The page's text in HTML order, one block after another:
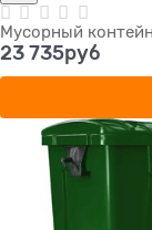
Мусорный
23 735руб